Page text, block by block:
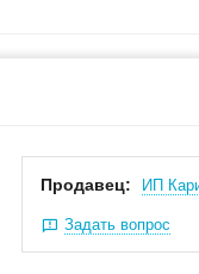
Продавец: ИП
Задать вопрос